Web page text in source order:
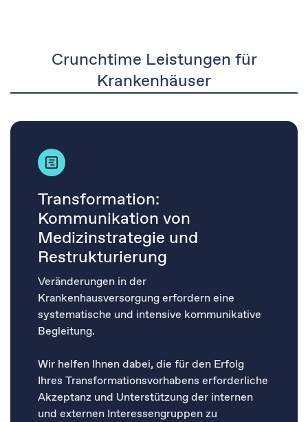
Crunchtime Leistungen für
Krankenhäuser
Transformation:
Kommunikation von
Medizinstrategie und
Restrukturierung​
Veränderungen in der
Krankenhausversorgung erfordern eine
systematische und intensive kommunikative
Begleitung.
​​Wir helfen Ihnen dabei, die für den Erfolg
Ihres Transformationsvorhabens erforderliche
Akzeptanz und Unterstützung der internen
und externen Interessengruppen zu